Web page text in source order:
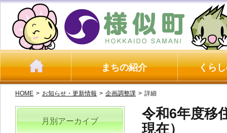
まちの紹介 くら
HOME > お知らせ・更新情報 > 企画調整課 > 詳細
令和6年度移
現在）
月別アーカイブ